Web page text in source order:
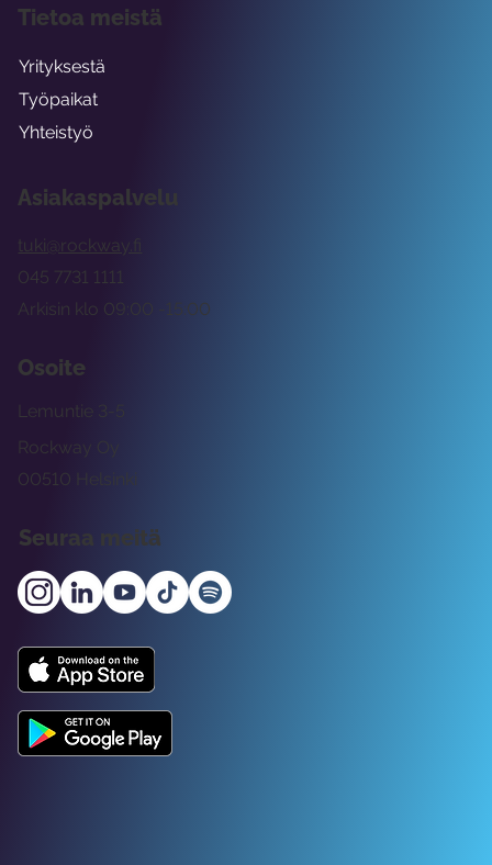
Asiakaspalvelu
tuki@rockway.fi
Arkisin klo 09:00 -15:00
045 7731 1111
Osoite
Rockway Oy
Lemuntie 3-5
00510 Helsinki
Seuraa meitä
Tietoa meistä
Yrityksestä
Työpaikat
Yhteistyö